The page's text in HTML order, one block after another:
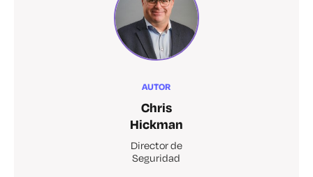
AUTOR
Chris
Hickman
Director de
Seguridad